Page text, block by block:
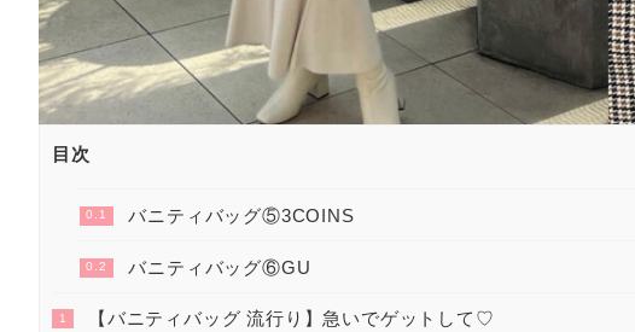
目次
0.1 バニティバッグ⑤3COINS
0.2 バニティバッグ⑥GU
1 【バニティバッグ 流行り】急いでゲットして♡